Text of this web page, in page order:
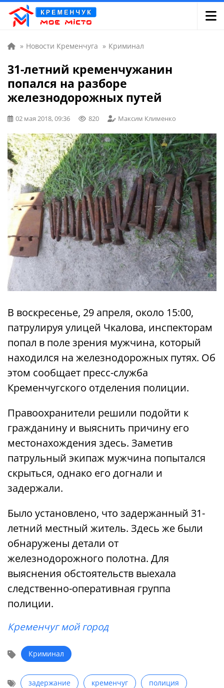
» Новости Кременчуга » Криминал
31-летний кременчужанин
попался на разборе
железнодорожных путей
02 мая 2018, 09:36 820 Максим Клименко
В воскресенье, 29 апреля, около 15:00,
патрулируя улицей Чкалова, инспекторам
попал в поле зрения мужчина, который
находился на железнодорожных путях. Об
этом сообщает пресс-служба
Кременчугского отделения полиции.
Правоохранители решили подойти к
гражданину и выяснить причину его
местонахождения здесь. Заметив
патрульный экипаж мужчина попытался
скрыться, однако его догнали и
задержали.
Было установлено, что задержанный 31-
летний местный житель. Здесь же были
обнаружены детали от
железнодорожного полотна. Для
выяснения обстоятельств выехала
следственно-оперативная группа
полиции.
Кременчуг мой город
Криминал
задержание кременчуг полиция